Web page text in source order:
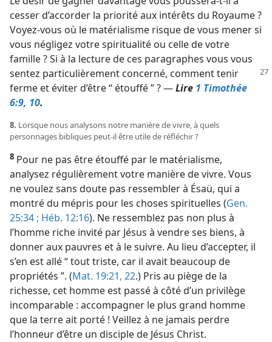
cesser d’accorder la priorité aux intérêts du Royaume ?
Voyez-​vous où le matérialisme risque de vous mener si
vous négligez votre spiritualité ou celle de votre
famille ? Si à la lecture de ces paragraphes vous vous
sentez particulièrement concerné, comment tenir
ferme et éviter d’être “ étouffé ” ? —Lire 1 Timothée
6:9, 10.
8. Lorsque nous analysons notre manière de vivre, à quels
personnages bibliques peut-​il être utile de réfléchir ?
8 Pour ne pas être étouffé par le matérialisme,
analysez régulièrement votre manière de vivre. Vous
ne voulez sans doute pas ressembler à Ésaü, qui a
montré du mépris pour les choses spirituelles (Gen.
25:34 ; Héb. 12:16). Ne ressemblez pas non plus à
l’homme riche invité par Jésus à vendre ses biens, à
donner aux pauvres et à le suivre. Au lieu d’accepter, il
s’en est allé “ tout triste, car il avait beaucoup de
propriétés ”. (Mat. 19:21, 22.) Pris au piège de la
richesse, cet homme est passé à côté d’un privilège
incomparable : accompagner le plus grand homme
que la terre ait porté ! Veillez à ne jamais perdre
l’honneur d’être un disciple de Jésus Christ.